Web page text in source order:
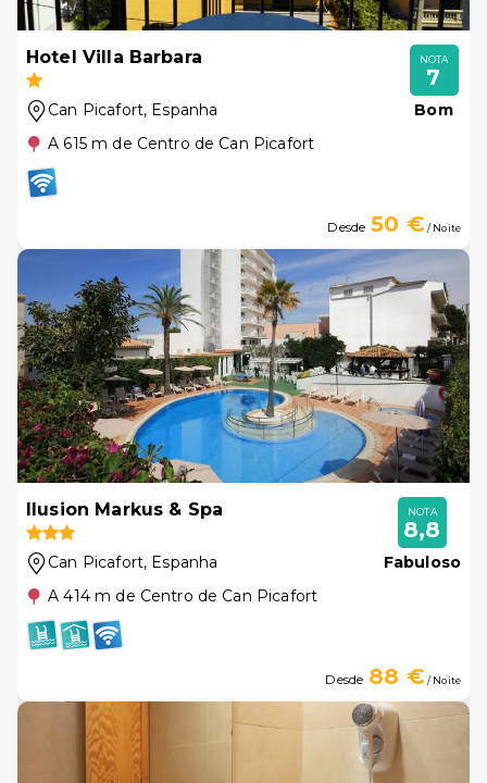
Hotel Villa Barbara
Can Picafort, Espanha
A 615 m de Centro de Can Picafort
NOTA
7
Bom
Desde 50 €/ Noite
Ilusion Markus & Spa
Can Picafort, Espanha
A 414 m de Centro de Can Picafort
NOTA
8,8
Fabuloso
Desde 88 €/ Noite